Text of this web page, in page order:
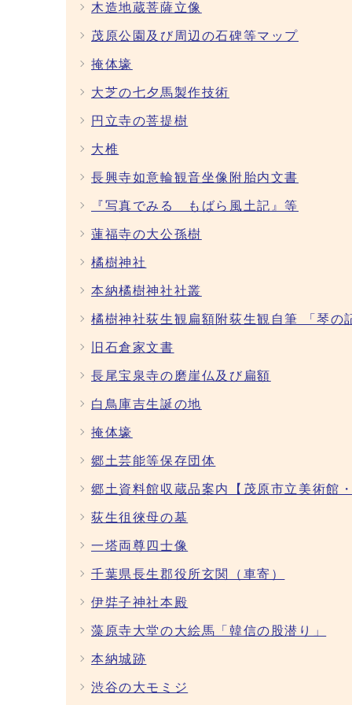
木造地蔵菩薩立像
茂原公園及び周辺の石碑等マップ
掩体壕
大芝の七夕馬製作技術
円立寺の菩提樹
大椎
長興寺如意輪観音坐像附胎内文書
『写真でみる もばら風土記』等
蓮福寺の大公孫樹
橘樹神社
本納橘樹神社社叢
橘樹神社荻生観扁額附荻生観自筆 「琴の
旧石倉家文書
長尾宝泉寺の磨崖仏及び扁額
白鳥庫吉生誕の地
掩体壕
郷土芸能等保存団体
郷土資料館収蔵品案内【茂原市立美術館
荻生徂徠母の墓
一塔両尊四士像
千葉県長生郡役所玄関（車寄）
伊弉子神社本殿
藻原寺大堂の大絵馬「韓信の股潜り」
本納城跡
渋谷の大モミジ